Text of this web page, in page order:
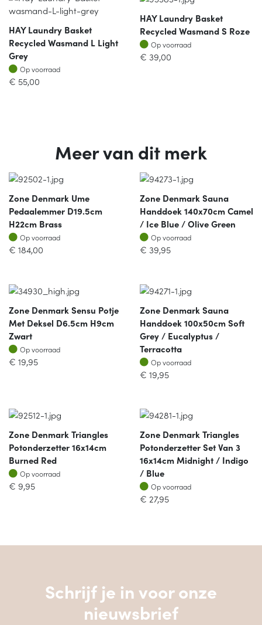
HAY Laundry Basket
Recycled Wasmand L Light
Grey
Op voorraad
Op voorraad
€ 55,00
HAY Laundry Basket
Recycled Wasmand S Roze
Op voorraad
Op voorraad
€ 39,00
Meer van dit merk
Zone Denmark Ume
Pedaalemmer D19.5cm
H22cm Brass
Op voorraad
Op voorraad
€ 184,00
Zone Denmark Sauna
Handdoek 140x70cm Camel
/ Ice Blue / Olive Green
Op voorraad
Op voorraad
€ 39,95
Zone Denmark Sensu Potje
Met Deksel D6.5cm H9cm
Zwart
Op voorraad
Op voorraad
€ 19,95
Zone Denmark Sauna
Handdoek 100x50cm Soft
Grey / Eucalyptus /
Terracotta
Op voorraad
Op voorraad
€ 19,95
Zone Denmark Triangles
Potonderzetter 16x14cm
Burned Red
Op voorraad
Op voorraad
€ 9,95
Zone Denmark Triangles
Potonderzetter Set Van 3
16x14cm Midnight / Indigo
/ Blue
Op voorraad
Op voorraad
€ 27,95
Schrijf je in voor onze
nieuwsbrief